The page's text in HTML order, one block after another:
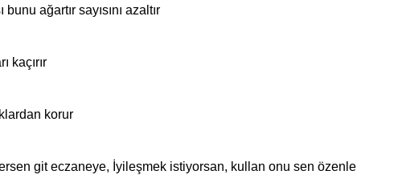
ağartır sayısını azaltır
kaçırır
korur
git eczaneye, İyileşmek istiyorsan, kullan onu sen özenle